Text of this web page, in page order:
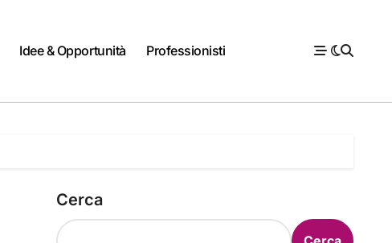
Idee & Opportunità Professionisti
Cerca